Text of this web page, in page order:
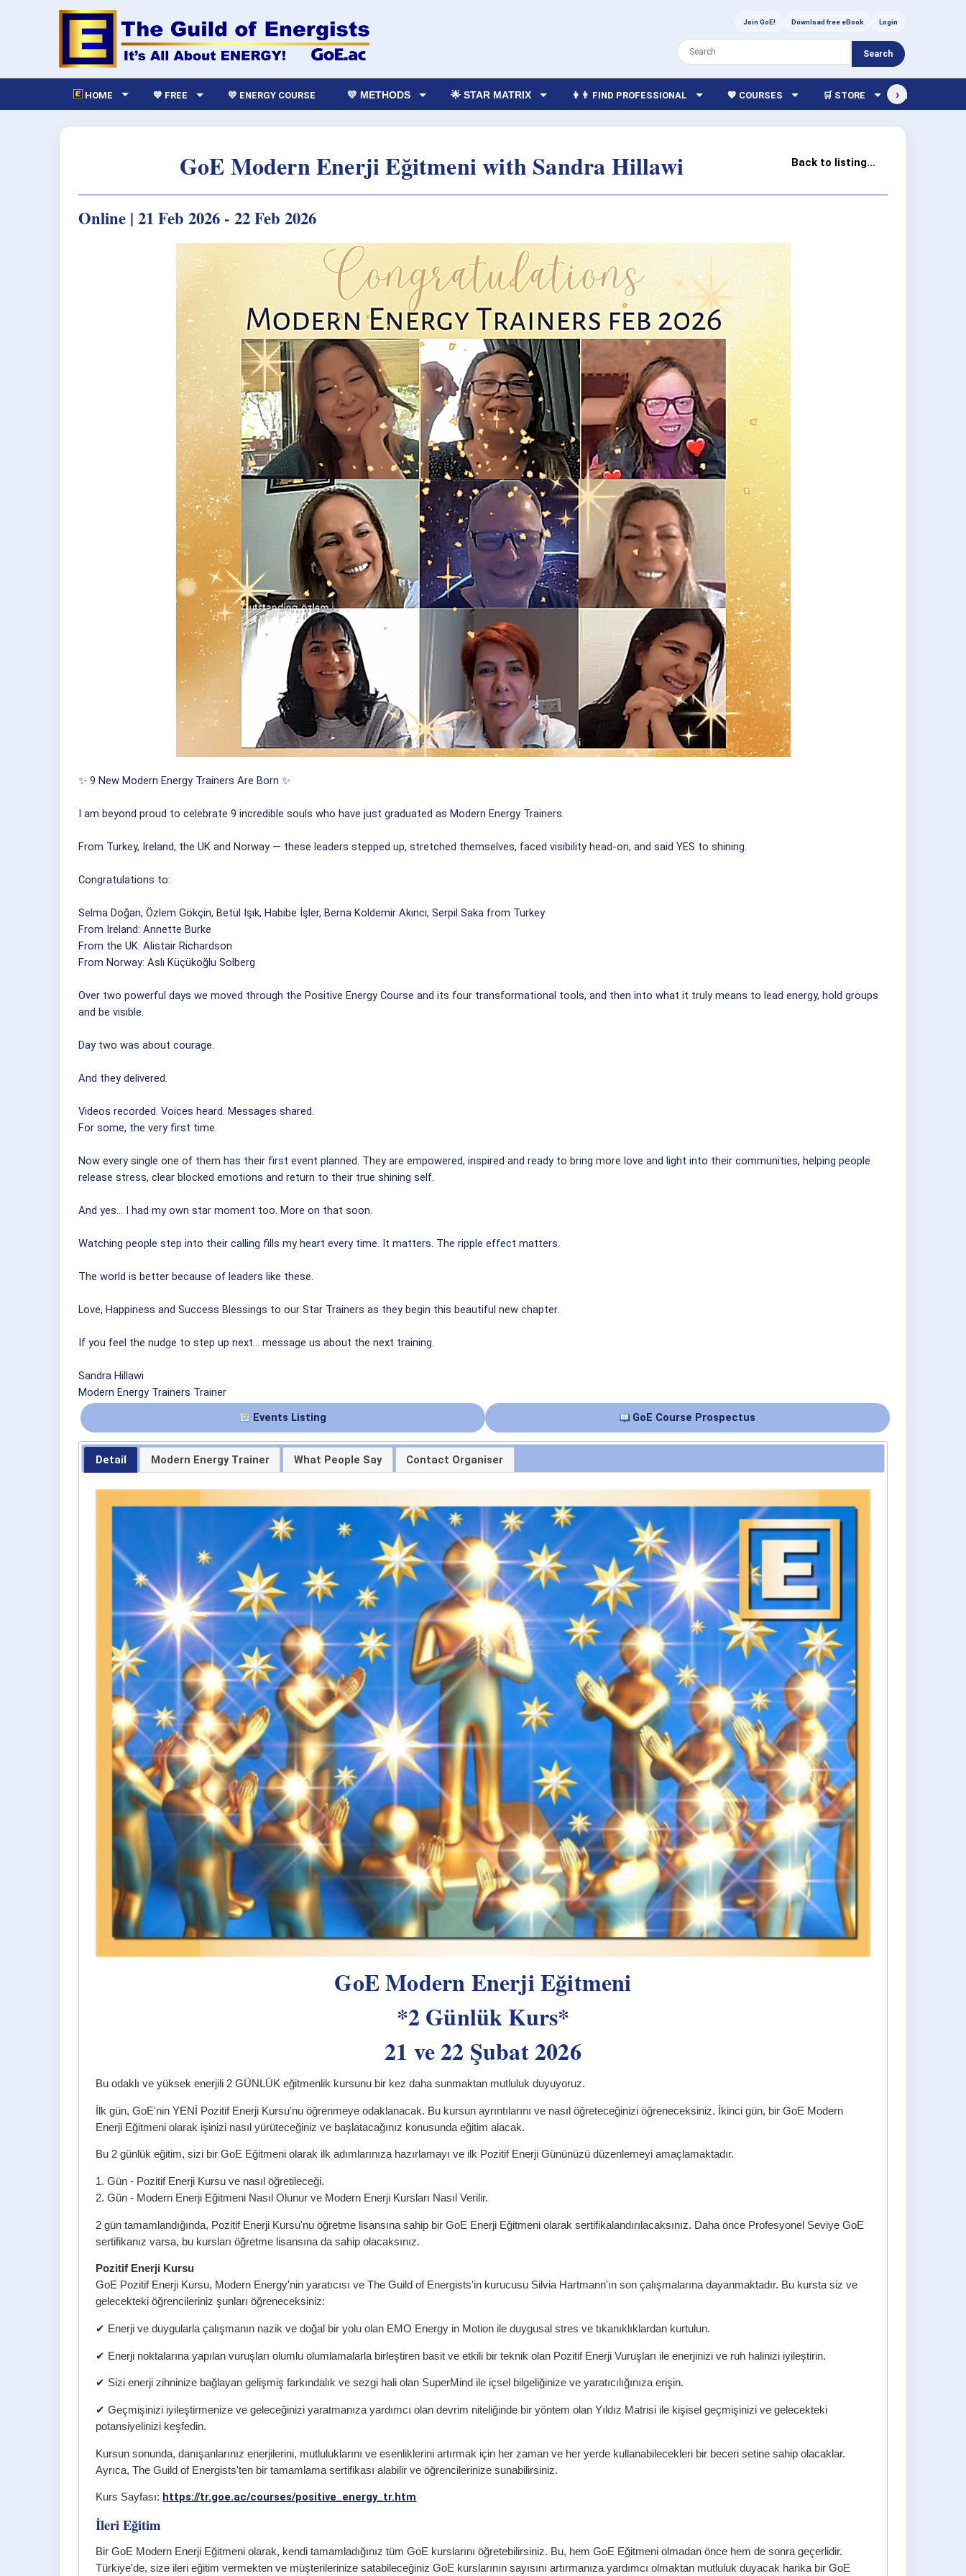
Join GoE! Download free eBook Login
Search
HOME 💙 FREE 💛 ENERGY COURSE 💛 METHODS 🌟 STAR MATRIX 👩‍👨 FIND PROFESSIONAL 💖 COURSES 🛒 STORE 🏫 LIBRARY
›
Back to listing...
GoE Modern Enerji Eğitmeni with Sandra Hillawi
Online | 21 Feb 2026 - 22 Feb 2026
✨ 9 New Modern Energy Trainers Are Born ✨
I am beyond proud to celebrate 9 incredible souls who have just graduated as Modern Energy Trainers.
From Turkey, Ireland, the UK and Norway — these leaders stepped up, stretched themselves, faced visibility head-on, and said YES to shining.
Congratulations to:
Selma Doğan, Özlem Gökçin, Betül Işık, Habibe İşler, Berna Koldemir Akıncı, Serpil Saka from Turkey
From Ireland: Annette Burke
From the UK: Alistair Richardson
From Norway: Aslı Küçükoğlu Solberg
Over two powerful days we moved through the Positive Energy Course and its four transformational tools, and then into what it truly means to lead energy, hold groups
and be visible.
Day two was about courage.
And they delivered.
Videos recorded. Voices heard. Messages shared.
For some, the very first time.
Now every single one of them has their first event planned. They are empowered, inspired and ready to bring more love and light into their communities, helping people
release stress, clear blocked emotions and return to their true shining self.
And yes… I had my own star moment too. More on that soon.
Watching people step into their calling fills my heart every time. It matters. The ripple effect matters.
The world is better because of leaders like these.
Love, Happiness and Success Blessings to our Star Trainers as they begin this beautiful new chapter.
If you feel the nudge to step up next… message us about the next training.
Sandra Hillawi
Modern Energy Trainers Trainer
Events Listing
GoE Course Prospectus
Detail Modern Energy Trainer What People Say Contact Organiser
GoE Modern Enerji Eğitmeni
*2 Günlük Kurs*
21 ve 22 Şubat 2026
Bu odaklı ve yüksek enerjili 2 GÜNLÜK eğitmenlik kursunu bir kez daha sunmaktan mutluluk duyuyoruz.
İlk gün, GoE'nin YENİ Pozitif Enerji Kursu'nu öğrenmeye odaklanacak. Bu kursun ayrıntılarını ve nasıl öğreteceğinizi öğreneceksiniz. İkinci gün, bir GoE Modern
Enerji Eğitmeni olarak işinizi nasıl yürüteceğiniz ve başlatacağınız konusunda eğitim alacak.
Bu 2 günlük eğitim, sizi bir GoE Eğitmeni olarak ilk adımlarınıza hazırlamayı ve ilk Pozitif Enerji Gününüzü düzenlemeyi amaçlamaktadır.
1. Gün - Pozitif Enerji Kursu ve nasıl öğretileceği.
2. Gün - Modern Enerji Eğitmeni Nasıl Olunur ve Modern Enerji Kursları Nasıl Verilir.
2 gün tamamlandığında, Pozitif Enerji Kursu'nu öğretme lisansına sahip bir GoE Enerji Eğitmeni olarak sertifikalandırılacaksınız. Daha önce Profesyonel Seviye GoE
sertifikanız varsa, bu kursları öğretme lisansına da sahip olacaksınız.
Pozitif Enerji Kursu
GoE Pozitif Enerji Kursu, Modern Energy'nin yaratıcısı ve The Guild of Energists'in kurucusu Silvia Hartmann'ın son çalışmalarına dayanmaktadır. Bu kursta siz ve
gelecekteki öğrencileriniz şunları öğreneceksiniz:
✔ Enerji ve duygularla çalışmanın nazik ve doğal bir yolu olan EMO Energy in Motion ile duygusal stres ve tıkanıklıklardan kurtulun.
✔ Enerji noktalarına yapılan vuruşları olumlu olumlamalarla birleştiren basit ve etkili bir teknik olan Pozitif Enerji Vuruşları ile enerjinizi ve ruh halinizi iyileştirin.
✔ Sizi enerji zihninize bağlayan gelişmiş farkındalık ve sezgi hali olan SuperMind ile içsel bilgeliğinize ve yaratıcılığınıza erişin.
✔ Geçmişinizi iyileştirmenize ve geleceğinizi yaratmanıza yardımcı olan devrim niteliğinde bir yöntem olan Yıldız Matrisi ile kişisel geçmişinizi ve gelecekteki
potansiyelinizi keşfedin.
Kursun sonunda, danışanlarınız enerjilerini, mutluluklarını ve esenliklerini artırmak için her zaman ve her yerde kullanabilecekleri bir beceri setine sahip olacaklar.
Ayrıca, The Guild of Energists'ten bir tamamlama sertifikası alabilir ve öğrencilerinize sunabilirsiniz.
Kurs Sayfası: https://tr.goe.ac/courses/positive_energy_tr.htm
İleri Eğitim
Bir GoE Modern Enerji Eğitmeni olarak, kendi tamamladığınız tüm GoE kurslarını öğretebilirsiniz. Bu, hem GoE Eğitmeni olmadan önce hem de sonra geçerlidir.
Türkiye'de, size ileri eğitim vermekten ve müşterilerinize satabileceğiniz GoE kurslarının sayısını artırmanıza yardımcı olmaktan mutluluk duyacak harika bir GoE